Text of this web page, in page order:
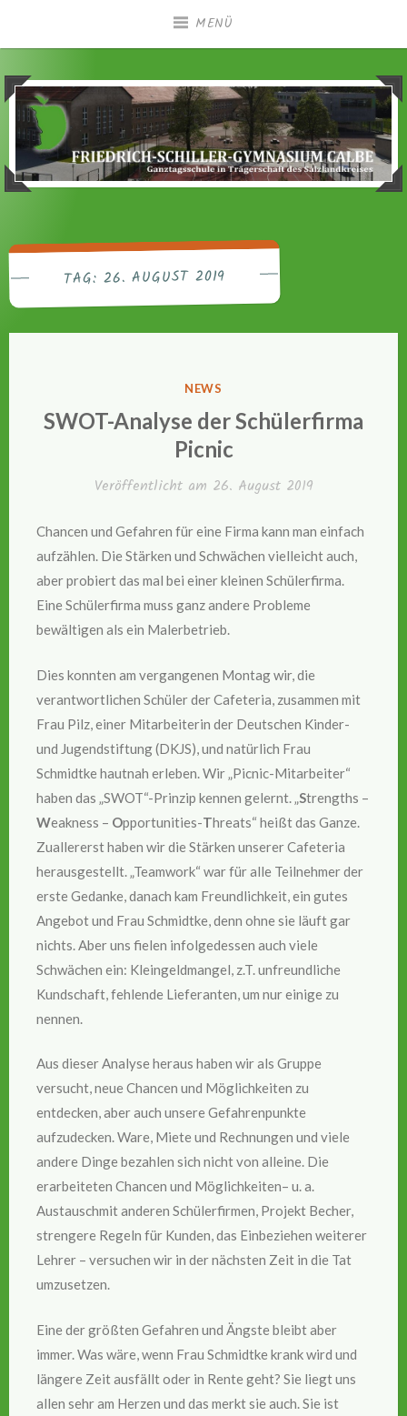
MENÜ
Friedrich-Schiller-
Gymnasium Calbe
Ganztagsgymnasium in Trägerschaft des
Salzlandkreises
TAG:26. AUGUST 2019
VERÖFFENTLICHT
NEWS
SWOT-Analyse der Schülerfirma
Picnic
Veröffentlicht am 26. August 2019
Chancen und Gefahren für eine Firma kann man einfach
aufzählen. Die Stärken und Schwächen vielleicht auch,
aber probiert das mal bei einer kleinen Schülerfirma.
Eine Schülerfirma muss ganz andere Probleme
bewältigen als ein Malerbetrieb.
Dies konnten am vergangenen Montag wir, die
verantwortlichen Schüler der Cafeteria, zusammen mit
Frau Pilz, einer Mitarbeiterin der Deutschen Kinder-
und Jugendstiftung (DKJS), und natürlich Frau
Schmidtke hautnah erleben. Wir „Picnic-Mitarbeiter“
haben das „SWOT“-Prinzip kennen gelernt. „ Strengths –
Weakness – Opportunities-Threats“ heißt das Ganze.
Zuallererst haben wir die Stärken unserer Cafeteria
herausgestellt. „Teamwork“ war für alle Teilnehmer der
erste Gedanke, danach kam Freundlichkeit, ein gutes
Angebot und Frau Schmidtke, denn ohne sie läuft gar
nichts. Aber uns fielen infolgedessen auch viele
Schwächen ein: Kleingeldmangel, z.T. unfreundliche
Kundschaft, fehlende Lieferanten, um nur einige zu
nennen.
Aus dieser Analyse heraus haben wir als Gruppe
versucht, neue Chancen und Möglichkeiten zu
entdecken, aber auch unsere Gefahrenpunkte
aufzudecken. Ware, Miete und Rechnungen und viele
andere Dinge bezahlen sich nicht von alleine. Die
erarbeiteten Chancen und Möglichkeiten– u. a.
Austauschmit anderen Schülerfirmen, Projekt Becher,
strengere Regeln für Kunden, das Einbeziehen weiterer
Lehrer – versuchen wir in der nächsten Zeit in die Tat
umzusetzen.
Eine der größten Gefahren und Ängste bleibt aber
immer. Was wäre, wenn Frau Schmidtke krank wird und
längere Zeit ausfällt oder in Rente geht? Sie liegt uns
allen sehr am Herzen und das merkt sie auch. Sie ist